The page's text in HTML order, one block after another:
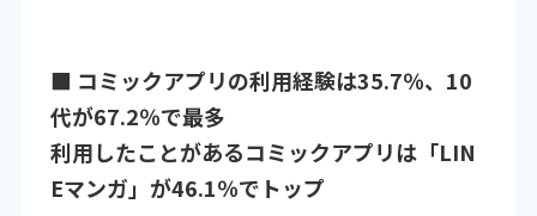
■ コミックアプリの利用経験は35.7％、10
代が67.2％で最多
利用したことがあるコミックアプリは「LIN
Eマンガ」が46.1％でトップ